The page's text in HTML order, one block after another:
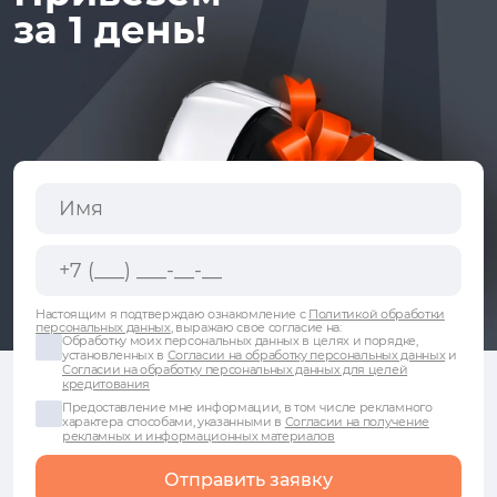
за 1 день!
Настоящим я подтверждаю ознакомление с Политикой обработки
персональных данных, выражаю свое согласие на:
Обработку моих персональных данных в целях и порядке,
установленных в Согласии на обработку персональных данныхи
Согласии на обработку персональных данных для целей
кредитования
Предоставление мне информации, в том числе рекламного
характера способами, указанными в Согласии на получение
рекламных и информационных материалов
Отправить заявку